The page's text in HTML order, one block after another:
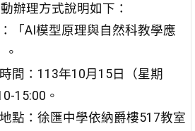
辦理方式說明如下：
「AI模型原理與自然科教學應
間：113年10月15日（星期
15:00。
點：徐匯中學依納爵樓517教室